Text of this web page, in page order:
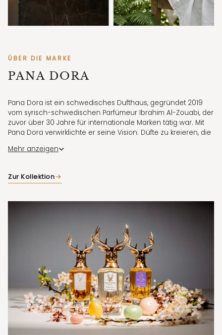
ÜBER DIE MARKE
PANA DORA
Pana Dora ist ein schwedisches Dufthaus, gegründet 2019
vom syrisch-schwedischen Parfümeur Ibrahim Al-Zouabi, der
zuvor über 30 Jahre für internationale Marken tätig war. Mit
Pana Dora verwirklichte er seine Vision: Düfte zu kreieren, die
der wilden Natur über historische Märkte bis hin zu urbanem
Inspiriert von der schwedischen Kultur und Geschichte
Geschichten voller Tiefe und Charakter. Jeder Duft ist ein
ikonischen Hirschkopf – Symbol für Schwedens
majestätische Tierwelt und naturverbundene Seele.
Pana Dora steht für höchste Qualität, handwerkliche Präzision
und Originalität. Jeder Flakon birgt eine neue Entdeckung –
eine Hommage an die Vielfalt des Lebens.
Mehr anzeigen
Zur Kollektion